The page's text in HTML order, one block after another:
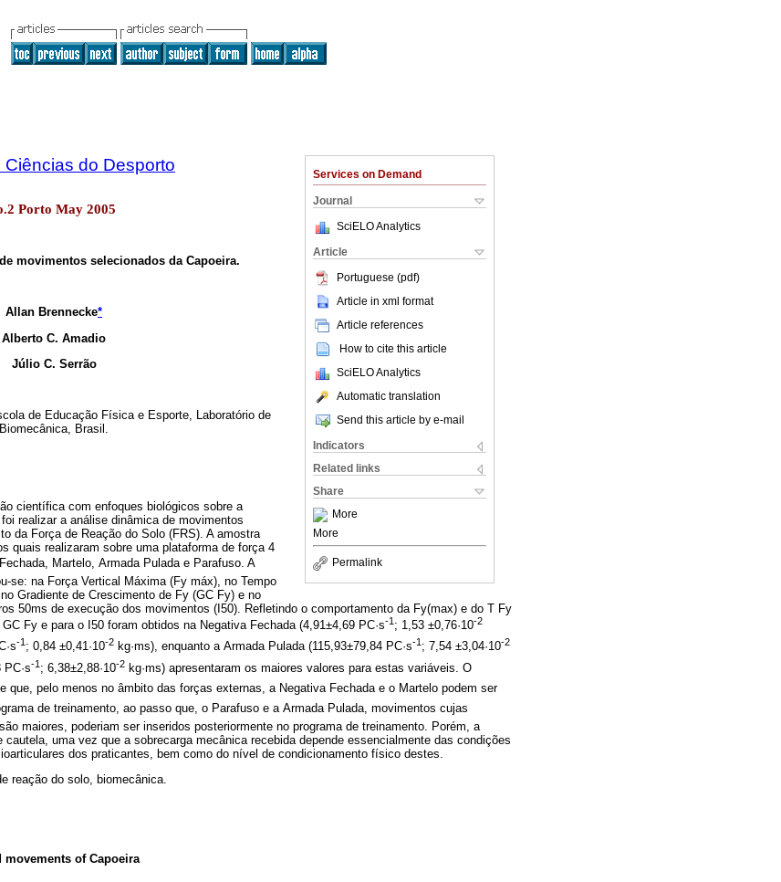
Services on Demand
Journal
SciELO Analytics
Article
Portuguese (pdf)
Article in xml format
Article references
How to cite this article
SciELO Analytics
Automatic translation
Send this article by e-mail
Indicators
Related links
Share
More
More
Permalink
do Desporto
Porto May 2005
movimentos selecionados da Capoeira.
Allan Brennecke*
Alberto C. Amadio
Júlio C. Serrão
de Educação Física e Esporte, Laboratório de
Biomecânica, Brasil.
científica com enfoques biológicos sobre a
realizar a análise dinâmica de movimentos
da Força de Reação do Solo (FRS). A amostra
quais realizaram sobre uma plataforma de força 4
Martelo, Armada Pulada e Parafuso. A
se: na Força Vertical Máxima (Fy máx), no Tempo
Gradiente de Crescimento de Fy (GC Fy) e no
50ms de execução dos movimentos (I50). Refletindo o comportamento da Fy(max) e do T Fy
Fy e para o I50 foram obtidos na Negativa Fechada (4,91±4,69 PC·s-1 ; 1,53 ±0,76·10-2
-1 ; 0,84 ±0,41·10-2 kg·ms), enquanto a Armada Pulada (115,93±79,84 PC·s-1 ; 7,54 ±3,04·10-2
PC·s-1 ; 6,38±2,88·10-2 kg·ms) apresentaram os maiores valores para estas variáveis. O
pelo menos no âmbito das forças externas, a Negativa Fechada e o Martelo podem ser
de treinamento, ao passo que, o Parafuso e a Armada Pulada, movimentos cujas
maiores, poderiam ser inseridos posteriormente no programa de treinamento. Porém, a
uma vez que a sobrecarga mecânica recebida depende essencialmente das condições
dos praticantes, bem como do nível de condicionamento físico destes.
reação do solo, biomecânica.
of Capoeira